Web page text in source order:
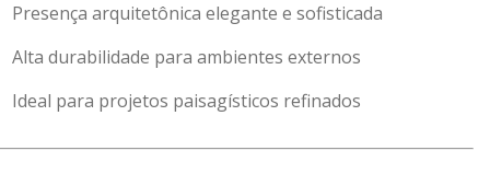
Presença arquitetônica elegante e sofisticada
Alta durabilidade para ambientes externos
Ideal para projetos paisagísticos refinados